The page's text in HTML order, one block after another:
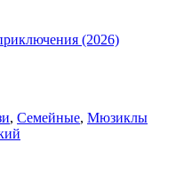
(2026)
, Семейные, Мюзиклы